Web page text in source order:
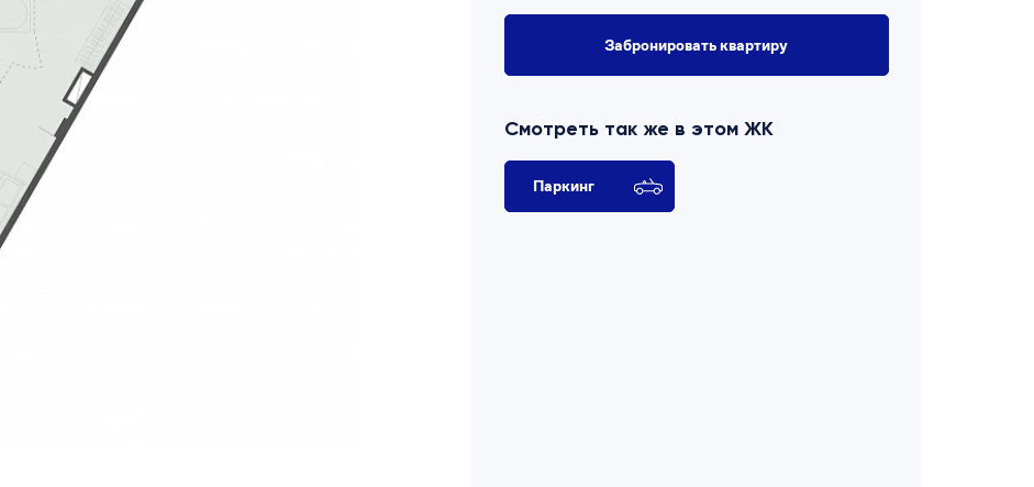
Забронировать квартиру
Смотреть так же в этом ЖК
Паркинг